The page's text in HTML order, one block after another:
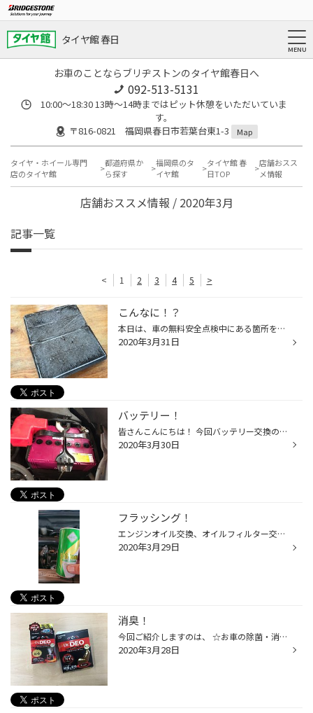
タイヤ館 春日
お車のことならブリヂストンのタイヤ館春日へ
092-513-5131
10:00～18:30 13時〜14時まではピット休憩をいただいていま
す。
〒816-0821 福岡県春日市若葉台東1-3
Map
タイヤ・ホイール専門
店のタイヤ館
都道府県か
ら探す
福岡県のタ
イヤ館
タイヤ館 春
日TOP
店舗おスス
メ情報
店舗おススメ情報 / 2020年3月
記事一覧
< 1 2 3 4 5 >
こんなに！？
本日は、車の無料安全点検中にある箇所を点検中にこんな状態に遭遇しちゃいました。 お客様へも了承を得てWEBへ投稿させて頂いております。 みなさん、これ何か分かりますか？ 実はこれ、車に付いているエアコンフィルターなんです！ 家庭用エアコン同様に、車にも付いているんですよ。。。 新車か...
2020年3月31日
バッテリー！
皆さんこんにちは！ 今回バッテリー交換の写真を投稿します！ バッテリーは３年を過ぎたあたりからバッテリーが弱まってきます! 最近のバッテリーは何の予兆もなくプツンと落ちてしまいますので３年を過ぎている方は是非タイヤ館春日店までご相談下さい！ タイヤ館春日 光町交差点すぐそばです！ ＃...
2020年3月30日
フラッシング！
エンジンオイル交換、オイルフィルター交換の友です(^-^) 「オイル交換の時期めっちゃ過ぎとったし～」 「オイル交換してもなかなか汚れが…」 何て言うことありますよね？ そんな時にはこれです！ エンジンに優しく、中をキレイキレイしてくれるやつです(´∇｀) 値段もお手頃なので、是非ご相談下さ...
2020年3月29日
消臭！
今回ご紹介しますのは、 ☆お車の除菌・消臭アイテム登場☆ シートの下に置くタイプとスチームタイプの2種類 消臭はもちろん！ 菌・ウイルスを強力除去してくれます！！ お買い求めは店頭にて！！ ぜひぜひぜひお気軽にご来店ください！ 皆様のご来店お待ちしております！ タイヤ館春日 光町交差点す...
2020年3月28日